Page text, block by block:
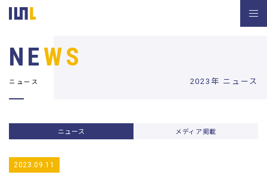
2023年 ニュース
NEWS
ニュース
ニュース メディア掲載
2023.09.11